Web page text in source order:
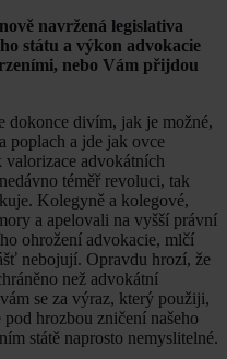
navržená legislativa
státu a výkon advokacie
nebo Vám přijdou
dokonce divím, jak je možné,
poplach a jde jak ovce
advokátních
téměř revoluci, tak
Kolegyně a kolegové,
a apelovali na vyšší právní
ohrožení advokacie, mlčí
nebojují. Opravdu hrozí, že
než advokátní
se za výraz, který použiji,
pod hrozbou zničení našeho
státě naprosto nemyslitelné.